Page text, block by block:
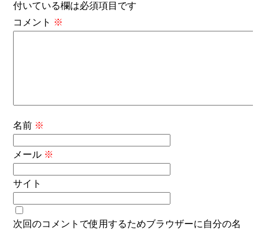
付いている欄は必須項目です
コメント ※
名前 ※
メール ※
サイト
次回のコメントで使用するためブラウザーに自分の名